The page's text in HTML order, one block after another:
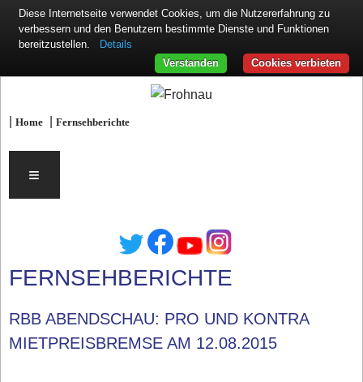
|Home |Fernsehberichte
≡
FERNSEHBERICHTE
RBB ABENDSCHAU: PRO UND KONTRA
MIETPREISBREMSE AM 12.08.2015
Diese Internetseite verwendet Cookies, um die Nutzererfahrung zu
verbessern und den Benutzern bestimmte Dienste und Funktionen
bereitzustellen.
Details
Cookies verbieten
Verstanden